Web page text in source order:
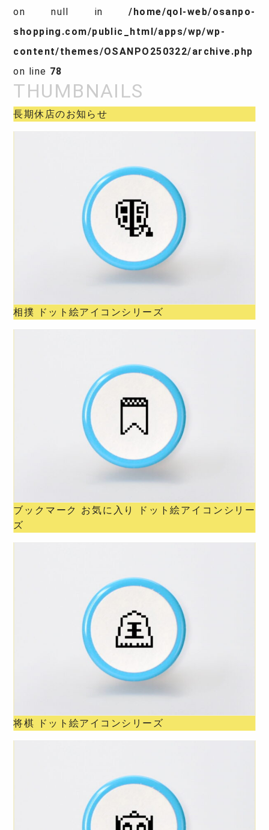
on null in/home/qol-web/osanpo-
shopping.com/public_html/apps/wp/wp-
content/themes/OSANPO250322/archive.php
on line 78
長期休店のお知らせ
相撲 ドット絵アイコンシリーズ
ブックマーク お気に入り ドット絵アイコンシリー
ズ
将棋 ドット絵アイコンシリーズ